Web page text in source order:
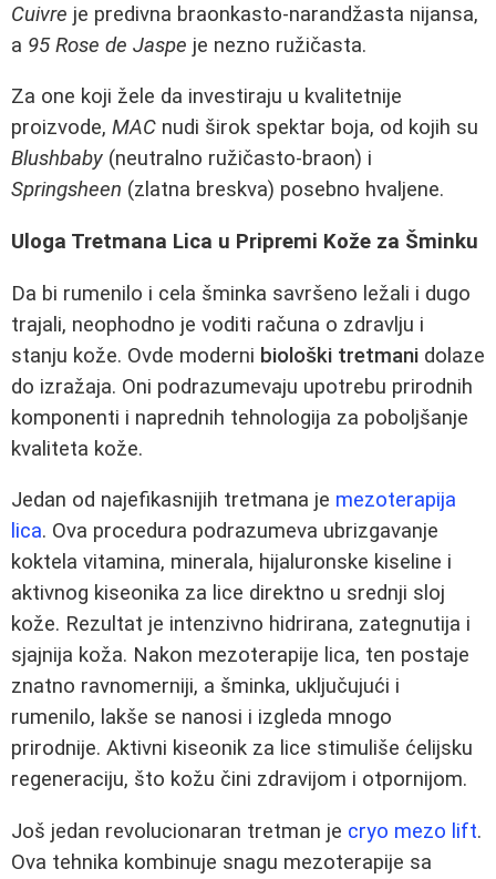
Cuivre je predivna braonkasto-narandžasta nijansa,
a 95 Rose de Jaspe je nezno ružičasta.
Za one koji žele da investiraju u kvalitetnije
proizvode, MAC nudi širok spektar boja, od kojih su
Blushbaby (neutralno ružičasto-braon) i
Springsheen (zlatna breskva) posebno hvaljene.
Uloga Tretmana Lica u Pripremi Kože za Šminku
Da bi rumenilo i cela šminka savršeno ležali i dugo
trajali, neophodno je voditi računa o zdravlju i
stanju kože. Ovde moderni biološki tretmani dolaze
do izražaja. Oni podrazumevaju upotrebu prirodnih
komponenti i naprednih tehnologija za poboljšanje
kvaliteta kože.
Jedan od najefikasnijih tretmana je mezoterapija
lica. Ova procedura podrazumeva ubrizgavanje
koktela vitamina, minerala, hijaluronske kiseline i
aktivnog kiseonika za lice direktno u srednji sloj
kože. Rezultat je intenzivno hidrirana, zategnutija i
sjajnija koža. Nakon mezoterapije lica, ten postaje
znatno ravnomerniji, a šminka, uključujući i
rumenilo, lakše se nanosi i izgleda mnogo
prirodnije. Aktivni kiseonik za lice stimuliše ćelijsku
regeneraciju, što kožu čini zdravijom i otpornijom.
Još jedan revolucionaran tretman je cryo mezo lift.
Ova tehnika kombinuje snagu mezoterapije sa